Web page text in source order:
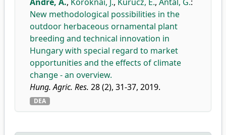
New methodological possibilities in the
outdoor herbaceous ornamental plant
breeding and technical innovation in
Hungary with special regard to market
opportunities and the effects of climate
change - an overview.
Hung. Agric. Res. 28 (2), 31-37, 2019.
DEA